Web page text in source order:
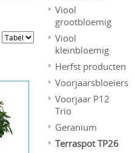
Viool
grootbloemig
Viool
kleinbloemig
Herfst producten
Voorjaarsbloeiers
Voorjaar P12
Trio
Geranium
Terraspot TP26